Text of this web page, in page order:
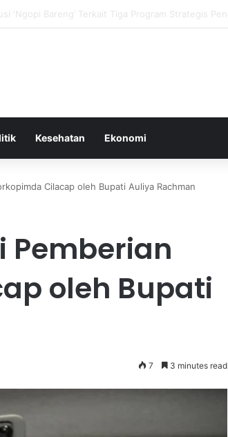
Pertanian melalui Teknologi Digital
Kesehatan Ekonomi
Cilacap oleh Bupati Auliya Rachman
Pemberian
oleh Bupati
7 3 minutes read